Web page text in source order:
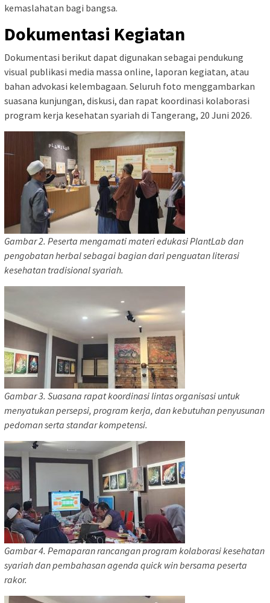
kemaslahatan bagi bangsa.
Dokumentasi Kegiatan
Dokumentasi berikut dapat digunakan sebagai pendukung
visual publikasi media massa online, laporan kegiatan, atau
bahan advokasi kelembagaan. Seluruh foto menggambarkan
suasana kunjungan, diskusi, dan rapat koordinasi kolaborasi
program kerja kesehatan syariah di Tangerang, 20 Juni 2026.
Gambar 2. Peserta mengamati materi edukasi PlantLab dan
pengobatan herbal sebagai bagian dari penguatan literasi
kesehatan tradisional syariah.
Gambar 3. Suasana rapat koordinasi lintas organisasi untuk
menyatukan persepsi, program kerja, dan kebutuhan penyusunan
pedoman serta standar kompetensi.
Gambar 4. Pemaparan rancangan program kolaborasi kesehatan
syariah dan pembahasan agenda quick win bersama peserta
rakor.